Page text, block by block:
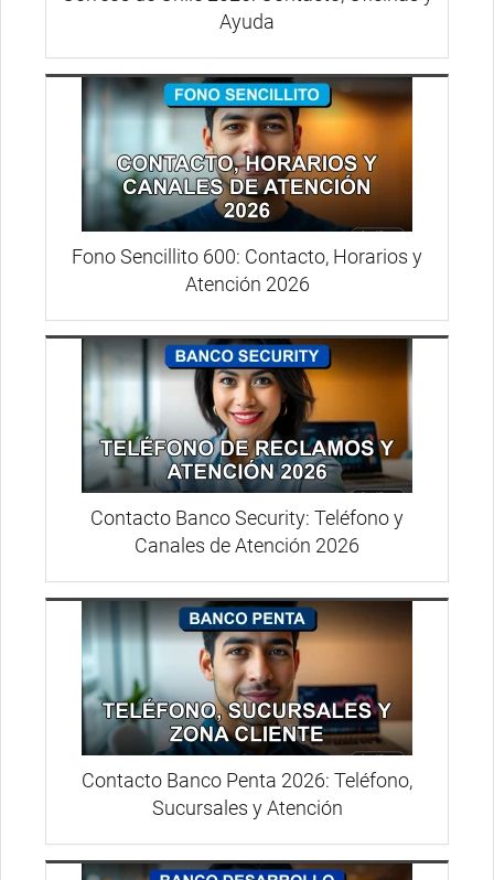
Ayuda
Fono Sencillito 600: Contacto, Horarios y
Atención 2026
Contacto Banco Security: Teléfono y
Canales de Atención 2026
Contacto Banco Penta 2026: Teléfono,
Sucursales y Atención